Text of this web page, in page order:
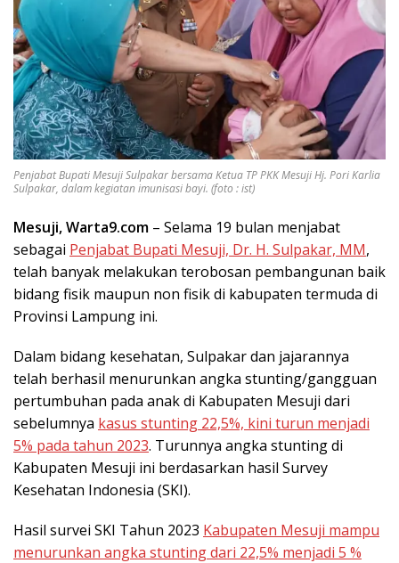
Penjabat Bupati Mesuji Sulpakar bersama Ketua TP PKK Mesuji Hj. Pori Karlia
Sulpakar, dalam kegiatan imunisasi bayi. (foto : ist)
Mesuji, Warta9.com – Selama 19 bulan menjabat
sebagai Penjabat Bupati Mesuji, Dr. H. Sulpakar, MM,
telah banyak melakukan terobosan pembangunan baik
bidang fisik maupun non fisik di kabupaten termuda di
Provinsi Lampung ini.
Dalam bidang kesehatan, Sulpakar dan jajarannya
telah berhasil menurunkan angka stunting/gangguan
pertumbuhan pada anak di Kabupaten Mesuji dari
sebelumnya kasus stunting 22,5%, kini turun menjadi
5% pada tahun 2023. Turunnya angka stunting di
Kabupaten Mesuji ini berdasarkan hasil Survey
Kesehatan Indonesia (SKI).
Hasil survei SKI Tahun 2023 Kabupaten Mesuji mampu
menurunkan angka stunting dari 22,5% menjadi 5 %